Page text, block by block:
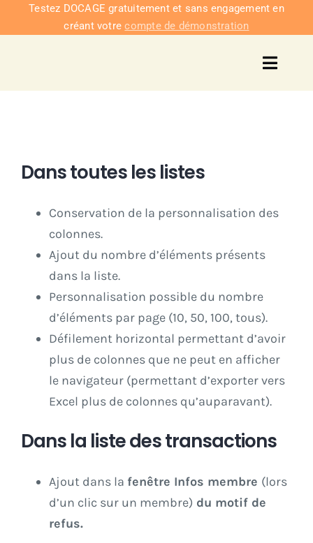
PasserTestez DOCAGE gratuitement et sans engagement en
créant votrecompte de démonstration
Dans toutes les listes
Conservation de la personnalisation des
colonnes.
Ajout du nombre d’éléments présents
dans la liste.
Personnalisation possible du nombre
d’éléments par page (10, 50, 100, tous).
Défilement horizontal permettant d’avoir
plus de colonnes que ne peut en afficher
le navigateur (permettant d’exporter vers
Excel plus de colonnes qu’auparavant).
Dans la liste des transactions
Ajout dans la fenêtre Infos membre (lors
d’un clic sur un membre) du motif de
refus.